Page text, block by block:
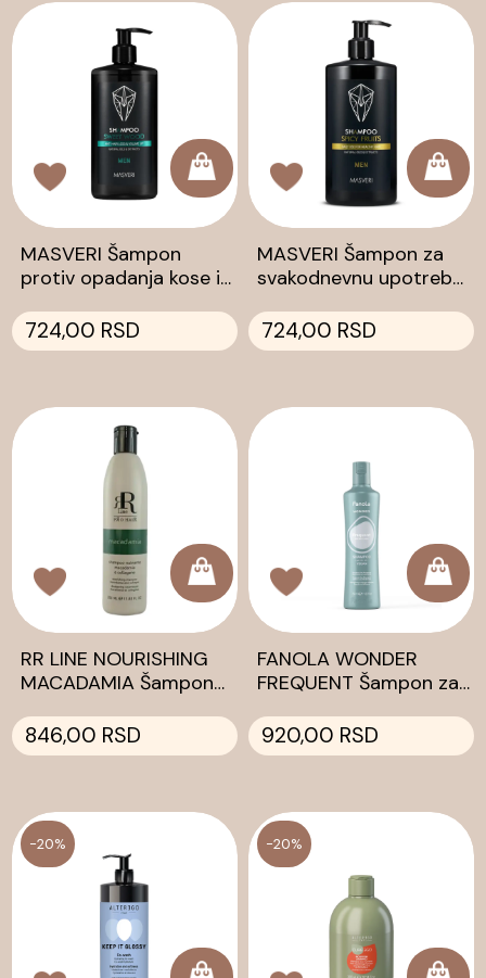
MASVERI Šampon
protiv opadanja kose i
WOOD 250 ml
724,00 RSD
MASVERI Šampon za
svakodnevnu upotrebu
FRUITS 250 ml
724,00 RSD
RR LINE NOURISHING
MACADAMIA Šampon
846,00 RSD
FANOLA WONDER
FREQUENT Šampon za
920,00 RSD
-20% -20%